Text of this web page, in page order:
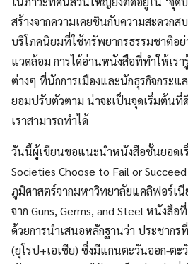
สร้างจากความเคยชินกับความสะดวก
บริโภคนิยมที่ใช้ทรัพยากรธรรมชาติอย่
แวดล้อม การได้อ่านหนังสือที่ทำให้เร
ต่างๆ ที่นักการเมืองและนักธุรกิจกระแ
ยอมปรับตัวตาม น่าจะเป็นจุดเริ่มต้นที่
เราสามารถทำได้
วันนี้ผู้เขียนขอแนะนำหนังสือชั้นยอดเรื่
Societies Choose to Fail or
ภูมิศาสตร์จากมหาวิทยาลัยแคลิฟอร์เนี
จาก Guns, Germs, and Steel หนังสือ
ด้วยการนำเสนอหลักฐานว่า ประชากร
(ยุโรป+เอเชีย) ซึ่งมีแกนตะวันออก-ต